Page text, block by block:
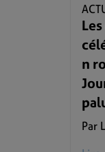
n
Par